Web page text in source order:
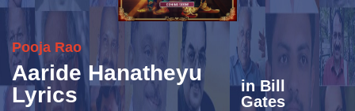
Pooja Rao
Aaride Hanatheyu
Lyrics
inBill
Gates